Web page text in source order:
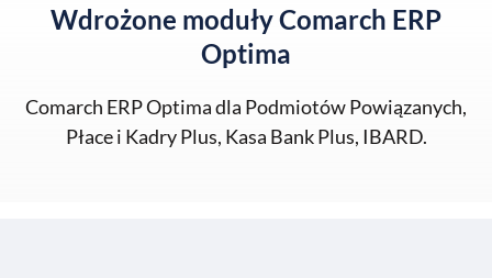
Wdrożone moduły Comarch ERP
Optima
Comarch ERP Optima dla Podmiotów Powiązanych,
Płace i Kadry Plus, Kasa Bank Plus, IBARD.